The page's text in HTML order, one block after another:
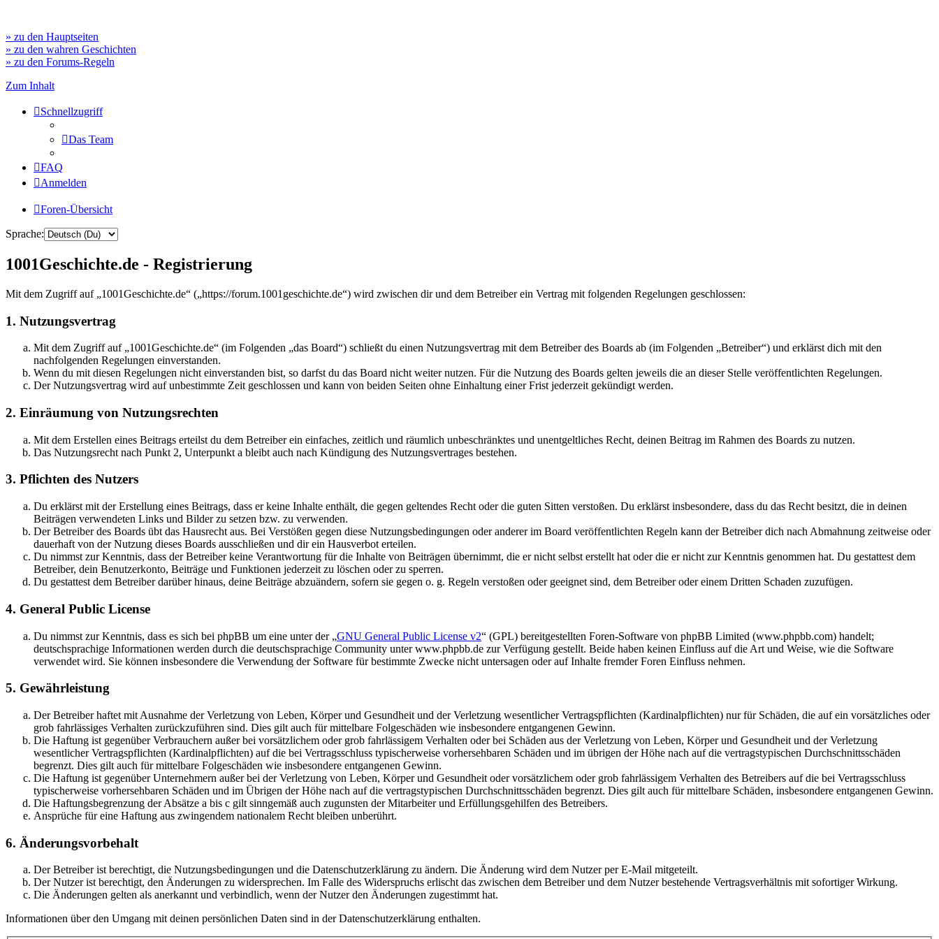
» zu den Hauptseiten
» zu den wahren Geschichten
» zu den Forums-Regeln
Zum Inhalt
Schnellzugriff
Das Team
FAQ
Anmelden
Foren-Übersicht
Sprache:
1001Geschichte.de - Registrierung
Mit dem Zugriff auf „1001Geschichte.de“ („https://forum.1001geschichte.de“) wird zwischen dir und dem Betreiber ein Vertrag mit folgenden Regelungen geschlossen:
1. Nutzungsvertrag
Mit dem Zugriff auf „1001Geschichte.de“ (im Folgenden „das Board“) schließt du einen Nutzungsvertrag mit dem Betreiber des Boards ab (im Folgenden „Betreiber“) und erklärst dich mit den
nachfolgenden Regelungen einverstanden.
Wenn du mit diesen Regelungen nicht einverstanden bist, so darfst du das Board nicht weiter nutzen. Für die Nutzung des Boards gelten jeweils die an dieser Stelle veröffentlichten Regelungen.
Der Nutzungsvertrag wird auf unbestimmte Zeit geschlossen und kann von beiden Seiten ohne Einhaltung einer Frist jederzeit gekündigt werden.
2. Einräumung von Nutzungsrechten
Mit dem Erstellen eines Beitrags erteilst du dem Betreiber ein einfaches, zeitlich und räumlich unbeschränktes und unentgeltliches Recht, deinen Beitrag im Rahmen des Boards zu nutzen.
Das Nutzungsrecht nach Punkt 2, Unterpunkt a bleibt auch nach Kündigung des Nutzungsvertrages bestehen.
3. Pflichten des Nutzers
Du erklärst mit der Erstellung eines Beitrags, dass er keine Inhalte enthält, die gegen geltendes Recht oder die guten Sitten verstoßen. Du erklärst insbesondere, dass du das Recht besitzt, die in deinen
Beiträgen verwendeten Links und Bilder zu setzen bzw. zu verwenden.
Der Betreiber des Boards übt das Hausrecht aus. Bei Verstößen gegen diese Nutzungsbedingungen oder anderer im Board veröffentlichten Regeln kann der Betreiber dich nach Abmahnung zeitweise oder
dauerhaft von der Nutzung dieses Boards ausschließen und dir ein Hausverbot erteilen.
Du nimmst zur Kenntnis, dass der Betreiber keine Verantwortung für die Inhalte von Beiträgen übernimmt, die er nicht selbst erstellt hat oder die er nicht zur Kenntnis genommen hat. Du gestattest dem
Betreiber, dein Benutzerkonto, Beiträge und Funktionen jederzeit zu löschen oder zu sperren.
Du gestattest dem Betreiber darüber hinaus, deine Beiträge abzuändern, sofern sie gegen o. g. Regeln verstoßen oder geeignet sind, dem Betreiber oder einem Dritten Schaden zuzufügen.
4. General Public License
Du nimmst zur Kenntnis, dass es sich bei phpBB um eine unter der „GNU General Public License v2“ (GPL) bereitgestellten Foren-Software von phpBB Limited (www.phpbb.com) handelt;
deutschsprachige Informationen werden durch die deutschsprachige Community unter www.phpbb.de zur Verfügung gestellt. Beide haben keinen Einfluss auf die Art und Weise, wie die Software
verwendet wird. Sie können insbesondere die Verwendung der Software für bestimmte Zwecke nicht untersagen oder auf Inhalte fremder Foren Einfluss nehmen.
5. Gewährleistung
Der Betreiber haftet mit Ausnahme der Verletzung von Leben, Körper und Gesundheit und der Verletzung wesentlicher Vertragspflichten (Kardinalpflichten) nur für Schäden, die auf ein vorsätzliches oder
grob fahrlässiges Verhalten zurückzuführen sind. Dies gilt auch für mittelbare Folgeschäden wie insbesondere entgangenen Gewinn.
Die Haftung ist gegenüber Verbrauchern außer bei vorsätzlichem oder grob fahrlässigem Verhalten oder bei Schäden aus der Verletzung von Leben, Körper und Gesundheit und der Verletzung
wesentlicher Vertragspflichten (Kardinalpflichten) auf die bei Vertragsschluss typischerweise vorhersehbaren Schäden und im übrigen der Höhe nach auf die vertragstypischen Durchschnittsschäden
begrenzt. Dies gilt auch für mittelbare Folgeschäden wie insbesondere entgangenen Gewinn.
Die Haftung ist gegenüber Unternehmern außer bei der Verletzung von Leben, Körper und Gesundheit oder vorsätzlichem oder grob fahrlässigem Verhalten des Betreibers auf die bei Vertragsschluss
typischerweise vorhersehbaren Schäden und im Übrigen der Höhe nach auf die vertragstypischen Durchschnittsschäden begrenzt. Dies gilt auch für mittelbare Schäden, insbesondere entgangenen Gewinn.
Die Haftungsbegrenzung der Absätze a bis c gilt sinngemäß auch zugunsten der Mitarbeiter und Erfüllungsgehilfen des Betreibers.
Ansprüche für eine Haftung aus zwingendem nationalem Recht bleiben unberührt.
6. Änderungsvorbehalt
Der Betreiber ist berechtigt, die Nutzungsbedingungen und die Datenschutzerklärung zu ändern. Die Änderung wird dem Nutzer per E-Mail mitgeteilt.
Der Nutzer ist berechtigt, den Änderungen zu widersprechen. Im Falle des Widerspruchs erlischt das zwischen dem Betreiber und dem Nutzer bestehende Vertragsverhältnis mit sofortiger Wirkung.
Die Änderungen gelten als anerkannt und verbindlich, wenn der Nutzer den Änderungen zugestimmt hat.
Informationen über den Umgang mit deinen persönlichen Daten sind in der Datenschutzerklärung enthalten.